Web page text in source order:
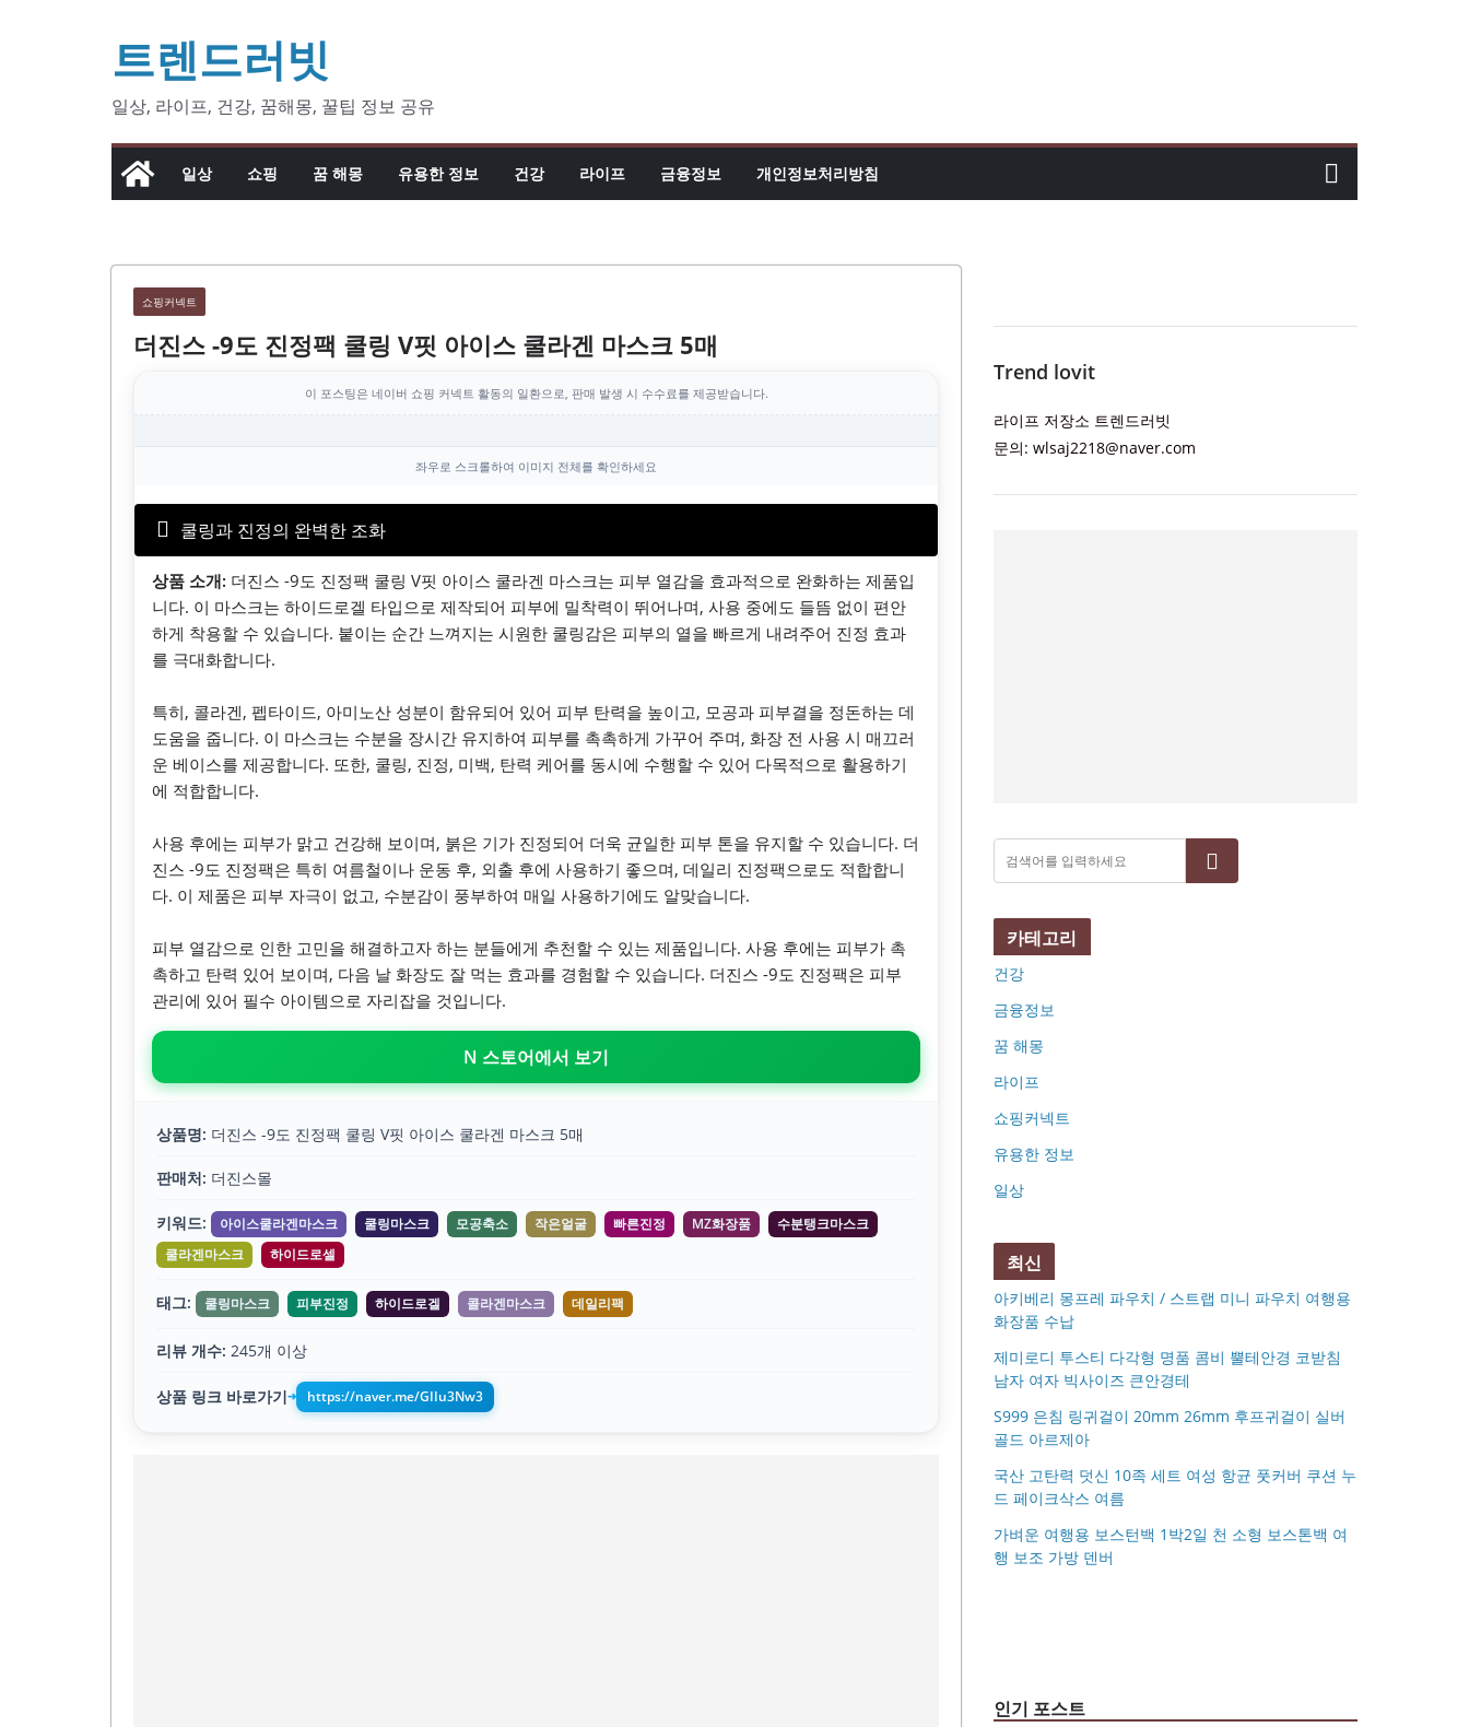
트렌드러빗
일상, 라이프, 건강, 꿈해몽, 꿀팁 정보 공유
일상 쇼핑 꿈 해몽 유용한 정보 건강 라이프 금융정보 개인정보처리방침
쇼핑커넥트
더진스 -9도 진정팩 쿨링 V핏 아이스 쿨라겐 마스크 5매
이 포스팅은 네이버 쇼핑 커넥트 활동의 일환으로, 판매 발생 시 수수료를 제공받습니다.
좌우로 스크롤하여 이미지 전체를 확인하세요
쿨링과 진정의 완벽한 조화
상품 소개: 더진스 -9도 진정팩 쿨링 V핏 아이스 쿨라겐 마스크는 피부 열감을 효과적으로 완화하는 제품입
니다. 이 마스크는 하이드로겔 타입으로 제작되어 피부에 밀착력이 뛰어나며, 사용 중에도 들뜸 없이 편안
하게 착용할 수 있습니다. 붙이는 순간 느껴지는 시원한 쿨링감은 피부의 열을 빠르게 내려주어 진정 효과
를 극대화합니다.
특히, 콜라겐, 펩타이드, 아미노산 성분이 함유되어 있어 피부 탄력을 높이고, 모공과 피부결을 정돈하는 데
도움을 줍니다. 이 마스크는 수분을 장시간 유지하여 피부를 촉촉하게 가꾸어 주며, 화장 전 사용 시 매끄러
운 베이스를 제공합니다. 또한, 쿨링, 진정, 미백, 탄력 케어를 동시에 수행할 수 있어 다목적으로 활용하기
에 적합합니다.
사용 후에는 피부가 맑고 건강해 보이며, 붉은 기가 진정되어 더욱 균일한 피부 톤을 유지할 수 있습니다. 더
진스 -9도 진정팩은 특히 여름철이나 운동 후, 외출 후에 사용하기 좋으며, 데일리 진정팩으로도 적합합니
다. 이 제품은 피부 자극이 없고, 수분감이 풍부하여 매일 사용하기에도 알맞습니다.
피부 열감으로 인한 고민을 해결하고자 하는 분들에게 추천할 수 있는 제품입니다. 사용 후에는 피부가 촉
촉하고 탄력 있어 보이며, 다음 날 화장도 잘 먹는 효과를 경험할 수 있습니다. 더진스 -9도 진정팩은 피부
관리에 있어 필수 아이템으로 자리잡을 것입니다.
N 스토어에서 보기
상품명: 더진스 -9도 진정팩 쿨링 V핏 아이스 쿨라겐 마스크 5매
판매처: 더진스몰
키워드: 아이스쿨라겐마스크 쿨링마스크 모공축소 작은얼굴 빠른진정 MZ화장품
수분탱크마스크
쿨라겐마스크
하이드로셀
태그: 쿨링마스크 피부진정 하이드로겔 콜라겐마스크 데일리팩
리뷰 개수: 245개 이상
상품 링크 바로가기 ➔ https://naver.me/GIIu3Nw3
Trend lovit
라이프 저장소 트렌드러빗
문의: wlsaj2218@naver.com
검색
카테고리
건강
금융정보
꿈 해몽
라이프
쇼핑커넥트
유용한 정보
일상
최신
아키베리 몽프레 파우치 / 스트랩 미니 파우치 여행용
화장품 수납
제미로디 투스티 다각형 명품 콤비 뿔테안경 코받침
남자 여자 빅사이즈 큰안경테
S999 은침 링귀걸이 20mm 26mm 후프귀걸이 실버
골드 아르제아
국산 고탄력 덧신 10족 세트 여성 항균 풋커버 쿠션 누
드 페이크삭스 여름
가벼운 여행용 보스턴백 1박2일 천 소형 보스톤백 여
행 보조 가방 덴버
아키베리 몽프레 파우치
인기 포스트